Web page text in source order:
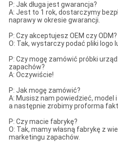
P: Jak długa jest gwarancja?
A: Jest to 1 rok, dostarczymy
naprawy w okresie gwarancji.
P: Czy akceptujesz OEM czy ODM?
O: Tak, wystarczy podać pliki logo
P: Czy mogę zamówić próbki
zapachów?
A: Oczywiście!
P: Jak mogę zamówić?
A: Musisz nam powiedzieć,
a następnie zrobimy proforma
P: Czy macie fabrykę?
O: Tak, mamy własną fabrykę z
marketingu zapachów.